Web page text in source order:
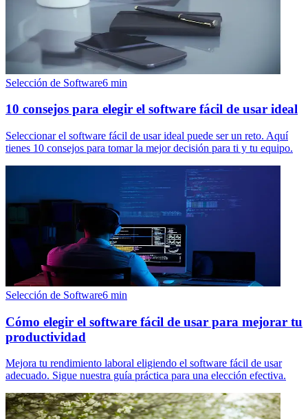
Selección de Software6 min
10 consejos para elegir el software fácil de usar ideal
Seleccionar el software fácil de usar ideal puede ser un reto. Aquí
tienes 10 consejos para tomar la mejor decisión para ti y tu equipo.
Selección de Software6 min
Cómo elegir el software fácil de usar para mejorar tu
productividad
Mejora tu rendimiento laboral eligiendo el software fácil de usar
adecuado. Sigue nuestra guía práctica para una elección efectiva.